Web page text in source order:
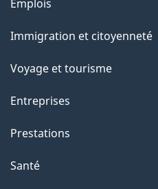
sujets
Emplois
Immigration et citoyenneté
Voyage et tourisme
Entreprises
Prestations
Santé